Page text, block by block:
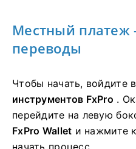
Местный платеж
переводы